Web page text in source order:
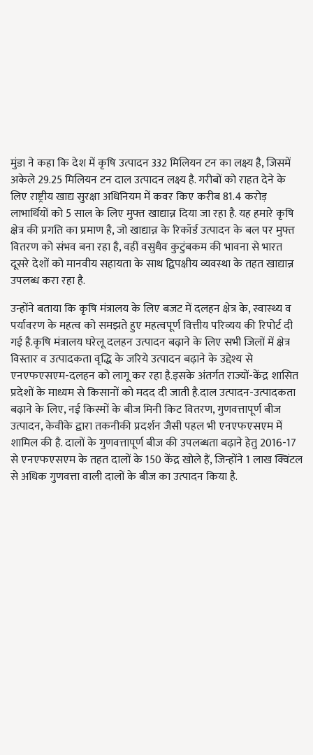
मुंडा ने कहा कि देश में कृषि उत्पादन 332 मिलियन टन का लक्ष्य है, जिसमें
अकेले 29.25 मिलियन टन दाल उत्पादन लक्ष्य है. गरीबों को राहत देने के
लिए राष्ट्रीय खाद्य सुरक्षा अधिनियम में कवर किए करीब 81.4 करोड़
लाभार्थियों को 5 साल के लिए मुफ्त खाद्यान्न दिया जा रहा है. यह हमारे कृषि
क्षेत्र की प्रगति का प्रमाण है, जो खाद्यान्न के रिकॉर्ड उत्पादन के बल पर मुफ्त
वितरण को संभव बना रहा है, वहीं वसुधैव कुटुंबकम की भावना से भारत
दूसरे देशों को मानवीय सहायता के साथ द्विपक्षीय व्यवस्था के तहत खाद्यान्न
उपलब्ध करा रहा है.
उन्होंने बताया कि कृषि मंत्रालय के लिए बजट में दलहन क्षेत्र के, स्वास्थ्य व
पर्यावरण के महत्व को समझते हुए महत्वपूर्ण वित्तीय परिव्यय की रिपोर्ट दी
गई है.कृषि मंत्रालय घरेलू दलहन उत्पादन बढ़ाने के लिए सभी जिलों में क्षेत्र
विस्तार व उत्पादकता वृद्धि के जरिये उत्पादन बढ़ाने के उद्देश्य से
एनएफएसएम-दलहन को लागू कर रहा है.इसके अंतर्गत राज्यों-केंद्र शासित
प्रदेशों के माध्यम से किसानों को मदद दी जाती है.दाल उत्पादन-उत्पादकता
बढ़ाने के लिए, नई किस्मों के बीज मिनी किट वितरण, गुणवत्तापूर्ण बीज
उत्पादन, केवीके द्वारा तकनीकी प्रदर्शन जैसी पहल भी एनएफएसएम में
शामिल की है. दालों के गुणवत्तापूर्ण बीज की उपलब्धता बढ़ाने हेतु 2016-17
से एनएफएसएम के तहत दालों के 150 केंद्र खोले हैं, जिन्होंने 1 लाख क्विंटल
से अधिक गुणवत्ता वाली दालों के बीज का उत्पादन किया है.